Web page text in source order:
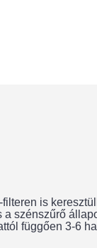
is
szénszűrő
függően 3-6